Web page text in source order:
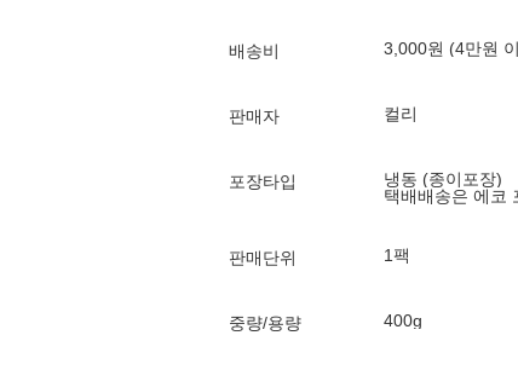
배송비 3,000원 (4만원
판매자 컬리
포장타입
냉동 (종이포장)
택배배송은 에코
판매단위 1팩
중량/용량 400g